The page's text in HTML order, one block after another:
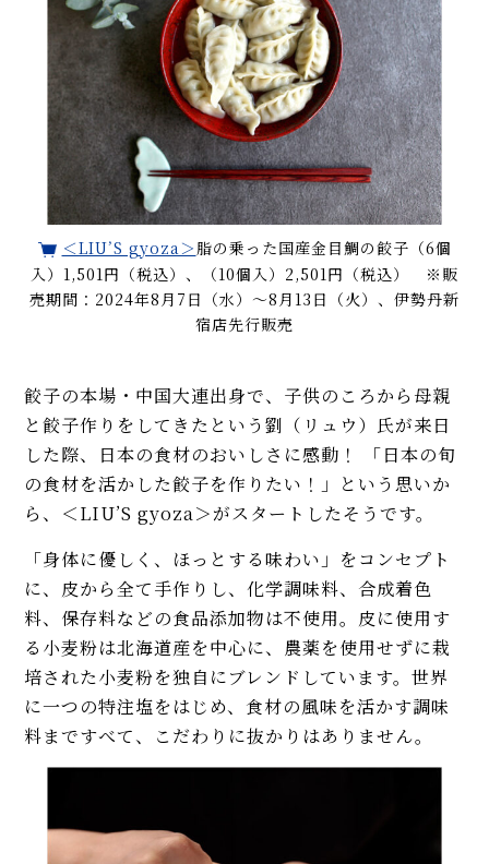
＜LIU’S gyoza＞ 脂の乗った国産金目鯛の餃子（6個
入）1,501円（税込）、（10個入）2,501円（税込） ※販
売期間：2024年8月7日（水）～8月13日（火）、伊勢丹新
宿店先行販売
餃子の本場・中国大連出身で、子供のころから母親
と餃子作りをしてきたという劉（リュウ）氏が来日
した際、日本の食材のおいしさに感動！ 「日本の旬
の食材を活かした餃子を作りたい！」という思いか
ら、＜LIU’S gyoza＞がスタートしたそうです。
「身体に優しく、ほっとする味わい」をコンセプト
に、皮から全て手作りし、化学調味料、合成着色
料、保存料などの食品添加物は不使用。皮に使用す
る小麦粉は北海道産を中心に、農薬を使用せずに栽
培された小麦粉を独自にブレンドしています。世界
に一つの特注塩をはじめ、食材の風味を活かす調味
料まですべて、こだわりに抜かりはありません。